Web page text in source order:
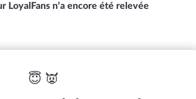
LoyalFans n’a encore été relevée
😇 👿